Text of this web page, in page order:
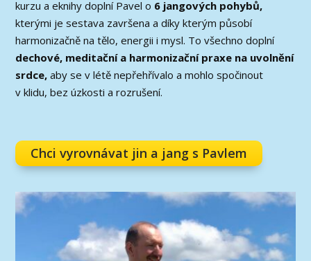
kurzu a eknihy doplní Pavel o 6 jangových pohybů,
kterými je sestava završena a díky kterým působí
harmonizačně na tělo, energii i mysl. To všechno doplní
dechové, meditační a harmonizační praxe na uvolnění
srdce, aby se v létě nepřehřívalo a mohlo spočinout
v klidu, bez úzkosti a rozrušení.
Chci vyrovnávat jin a jang s Pavlem